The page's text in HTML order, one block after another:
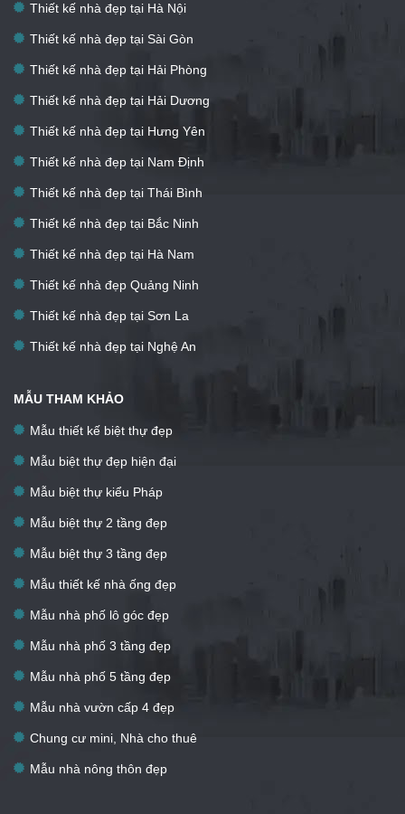
Thiết kế nhà đẹp tại Hà Nội
Thiết kế nhà đẹp tại Sài Gòn
Thiết kế nhà đẹp tại Hải Phòng
Thiết kế nhà đẹp tại Hải Dương
Thiết kế nhà đẹp tại Hưng Yên
Thiết kế nhà đẹp tại Nam Định
Thiết kế nhà đẹp tại Thái Bình
Thiết kế nhà đẹp tại Bắc Ninh
Thiết kế nhà đẹp tại Hà Nam
Thiết kế nhà đẹp Quảng Ninh
Thiết kế nhà đẹp tại Sơn La
Thiết kế nhà đẹp tại Nghệ An
MẪU THAM KHẢO
Mẫu thiết kế biệt thự đẹp
Mẫu biệt thự đẹp hiện đại
Mẫu biệt thự kiểu Pháp
Mẫu biệt thự 2 tầng đẹp
Mẫu biệt thự 3 tầng đẹp
Mẫu thiết kế nhà ống đẹp
Mẫu nhà phố lô góc đẹp
Mẫu nhà phố 3 tầng đẹp
Mẫu nhà phố 5 tầng đẹp
Mẫu nhà vườn cấp 4 đẹp
Chung cư mini, Nhà cho thuê
Mẫu nhà nông thôn đẹp